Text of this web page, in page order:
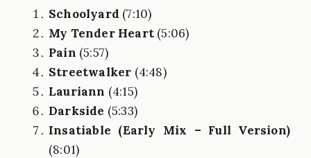
Schoolyard (7:10)
My Tender Heart (5:06)
Pain (5:57)
Streetwalker (4:48)
Lauriann (4:15)
Darkside (5:33)
Insatiable (Early Mix – Full Version)
(8:01)